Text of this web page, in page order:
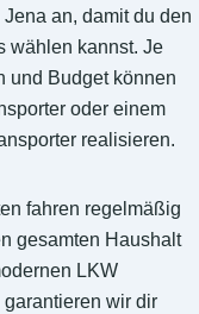
an, damit du den
wählen kannst. Je
und Budget können
oder einem
realisieren.
fahren regelmäßig
gesamten Haushalt
LKW
wir dir